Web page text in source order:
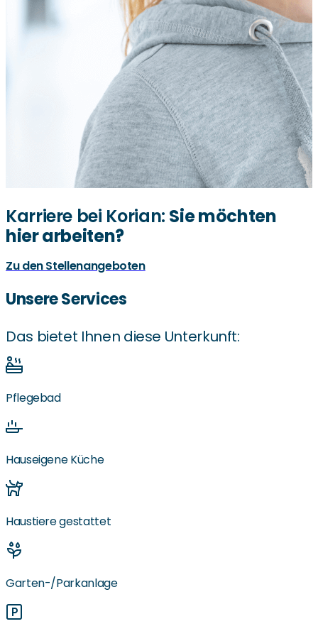
Karriere bei Korian: Sie möchten
hier arbeiten?
Zu den Stellenangeboten
Unsere Services
Das bietet Ihnen diese Unterkunft:
Pflegebad
Hauseigene Küche
Haustiere gestattet
Garten-/Parkanlage